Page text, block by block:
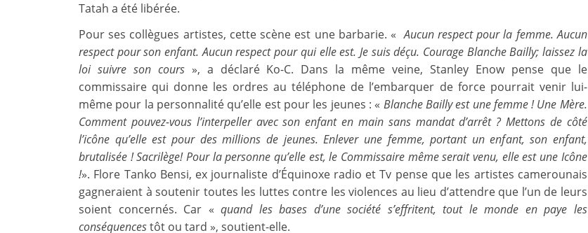
Tatah a été libérée.
Pour ses collègues artistes, cette scène est une barbarie. «Aucun respect pour la femme.Aucun
respect pour son enfant.Aucun respect pour qui elle est. Je suis déçu. Courage Blanche Bailly;laissez la
loi suivre son cours», a déclaré Ko-C. Dans la même veine, Stanley Enow pense que le
commissaire qui donne les ordres au téléphone de l’embarquer de force pourrait venir lui-
même pour la personnalité qu’elle est pour les jeunes : « Blanche Bailly est une femme !Une Mère.
Comment pouvez-vous l’interpeller avec son enfant en main sans mandat d’arrêt ?Mettons de côté
l’icône qu’elle est pour des millions de jeunes.Enlever une femme, portant un enfant, son enfant,
brutalisée !Sacrilège!Pour la personne qu’elle est, le Commissaire même serait venu, elle est une Icône
!». Flore Tanko Bensi, ex journaliste d’Équinoxe radio et Tv pense que les artistes camerounais
gagneraient à soutenir toutes les luttes contre les violences au lieu d’attendre que l’un de leurs
soient concernés. Car «quand les bases d’une société s’effritent, tout le monde en paye les
conséquencestôt ou tard », soutient-elle.